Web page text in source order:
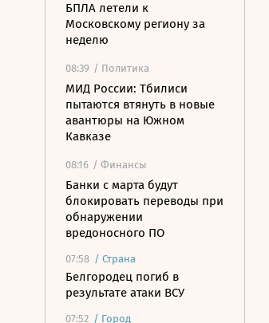
БПЛА летели к
Московскому региону за
неделю
08:39 / Политика
МИД России: Тбилиси
пытаются втянуть в новые
авантюры на Южном
Кавказе
08:16 / Финансы
Банки с марта будут
блокировать переводы при
обнаружении
вредоносного ПО
07:58 / Страна
Белгородец погиб в
результате атаки ВСУ
07:52 / Город